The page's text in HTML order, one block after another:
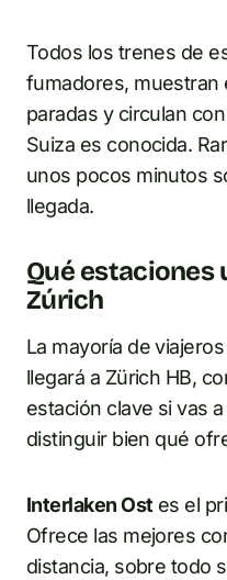
Todos los trenes de
fumadores, muestran
paradas y circulan
Suiza es conocida.
unos pocos minutos
llegada.
Qué estaciones
Zúrich
La mayoría de
llegará a Zürich HB,
estación clave si vas
distinguir bien qué
Interlaken Ostes el
Ofrece las mejores
distancia, sobre todo